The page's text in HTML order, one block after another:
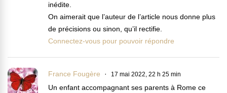
inédite.
On aimerait que l’auteur de l’article nous donne plus
de précisions ou sinon, qu’il rectifie.
Connectez-vous pour pouvoir répondre
France Fougère 17 mai 2022, 22 h 25 min
Un enfant accompagnant ses parents à Rome ce